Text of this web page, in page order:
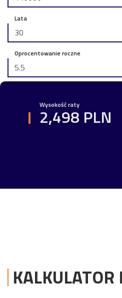
Lata
Oprocentowanie roczne
Wysokość raty
2,498 PLN
KALKULATOR